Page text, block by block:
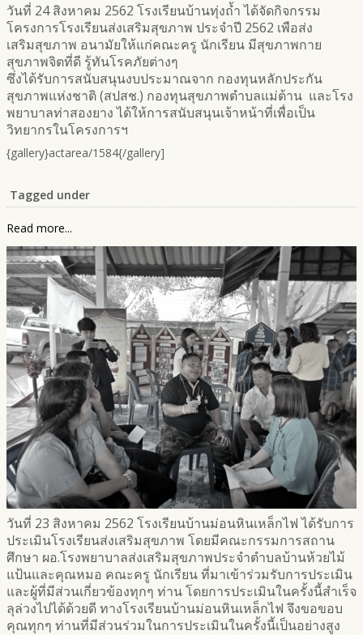
วันที่ 24 สิงหาคม 2562 โรงเรียนบ้านทุ่งถ้ำ ได้จัดกิจกรรม
โครงการโรงเรียนส่งเสริมสุขภาพ ประจำปี 2562 เพือส่ง
เสริมสุขภาพ อนามัยให้แก่คณะครู นักเรียน มีสุขภาพกาย
สุขภาพจิตที่ดี รู้ทันโรคภัยต่างๆ
ซึ่งได้รับการสนับสนุนงบประมาณจาก กองทุนหลักประกัน
สุขภาพแห่งชาติ (สปสช.) กองทุนสุขภาพตำบลแม่ต้าน และโรง
พยาบาลท่าสองยาง ได้ให้การสนับสนุนเจ้าหน้าที่เพื่อเป็น
วิทยากรในโครงการฯ
{gallery}actarea/1584{/gallery]
Tagged under
Read more...
วันที่ 23 สิงหาคม 2562 โรงเรียนบ้านม่อนหินเหล็กไฟ ได้รับการ
ประเมินโรงเรียนส่งเสริมสุขภาพ โดยมีคณะกรรมการสถาน
ศึกษา ผอ.โรงพยาบาลส่งเสริมสุขภาพประจำตำบลบ้านห้วยไม้
แป้นและคุณหมอ คณะครู นักเรียน ที่มาเข้าร่วมรับการประเมิน
และผู้ที่มีส่วนเกี่ยวข้องทุกๆ ท่าน โดยการประเมินในครั้งนี้สำเร็จ
ลุล่วงไปได้ด้วยดี ทางโรงเรียนบ้านม่อนหินเหล็กไฟ จึงขอขอบ
คุณทุกๆ ท่านที่มีส่วนร่วมในการประเมินในครั้งนี้เป็นอย่างสูง